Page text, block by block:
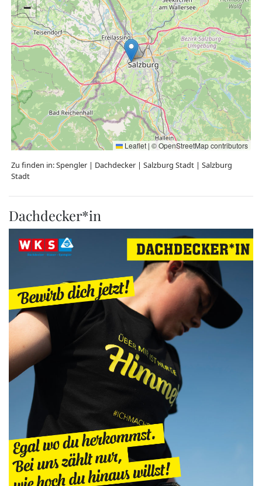
−
Leaflet | ©OpenStreetMapcontributors
Zu finden in:Spengler | Dachdecker | Salzburg Stadt | Salzburg
Stadt
Dachdecker*in